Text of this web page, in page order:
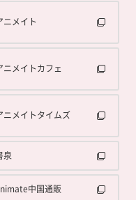
ニメイト
ニメイトカフェ
ニメイトタイムズ
泉
中国通販